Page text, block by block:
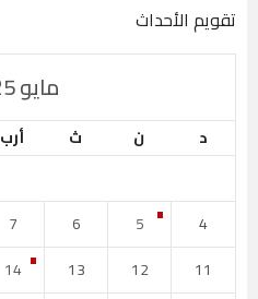
تقويم الأحداث
مايو 2025
د ن ث أرب
4
5
6
7
11
12
13
14